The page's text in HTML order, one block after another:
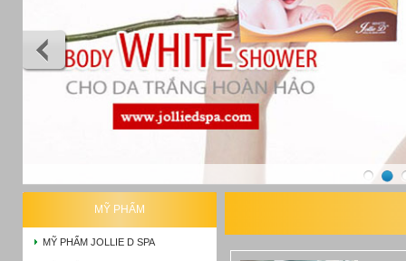
MỸ PHẨM
MỸ PHẨM JOLLIE D SPA